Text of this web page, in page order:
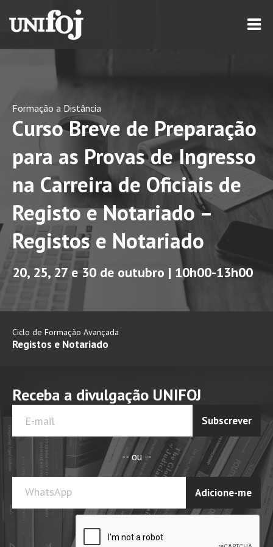
Formação a Distância
Curso Breve de Preparação
para as Provas de Ingresso
na Carreira de Oficiais de
Registo e Notariado –
Registos e Notariado
20, 25, 27 e 30 de outubro | 10h00-13h00
Ciclo de Formação Avançada
Registos e Notariado
Receba a divulgação UNIFOJ
Subscrever
-- ou --
WhatsApp Adicione-me